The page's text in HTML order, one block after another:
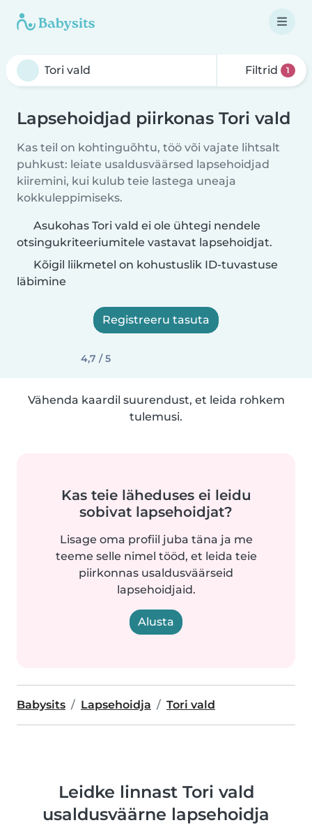
Filtrid 1
Lapsehoidjad piirkonas Tori vald
Kas teil on kohtinguõhtu, töö või vajate lihtsalt
puhkust: leiate usaldusväärsed lapsehoidjad
kiiremini, kui kulub teie lastega uneaja
kokkuleppimiseks.
Asukohas Tori vald ei ole ühtegi nendele
otsingukriteeriumitele vastavat lapsehoidjat.
Kõigil liikmetel on kohustuslik ID-tuvastuse
läbimine
Registreeru tasuta
4,7 / 5
Vähenda kaardil suurendust, et leida rohkem
tulemusi.
Kas teie läheduses ei leidu
sobivat lapsehoidjat?
Lisage oma profiil juba täna ja me
teeme selle nimel tööd, et leida teie
piirkonnas usaldusväärseid
lapsehoidjaid.
Alusta
Babysits Lapsehoidja Tori vald
Leidke linnast Tori vald
usaldusväärne lapsehoidja